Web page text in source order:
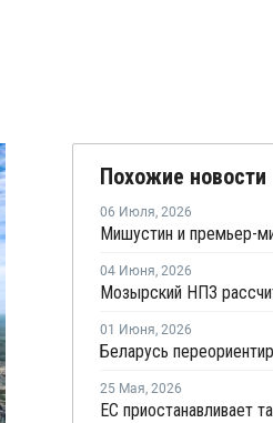
Похожие новости
06 Июля, 2026
04 Июня, 2026
01 Июня, 2026
Беларусь
25 Мая, 2026